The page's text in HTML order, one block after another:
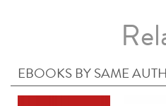
EBOOKS BY SAME